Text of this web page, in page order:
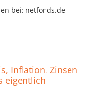
bei: netfonds.de
Inflation, Zinsen
eigentlich